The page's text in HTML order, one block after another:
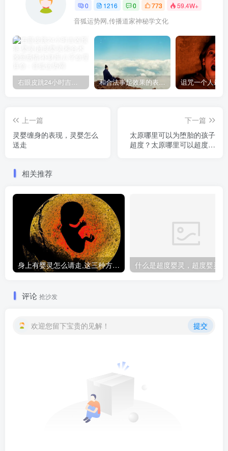
0 1216 0 773 59.4W+
音狐运势网,传播道家神秘学文化
右眼皮跳24小时吉凶预兆 和合法事起效果的表现，出现这些就要留意了
上一篇
灵婴缠身的表现，灵婴怎么
送走
下一篇
太原哪里可以为堕胎的孩子
超度？太原哪里可以超度婴
相关推荐
身上有婴灵怎么请走,这三种方法让你摆脱纠缠
评论 抢沙发
欢迎您留下宝贵的见解！ 提交